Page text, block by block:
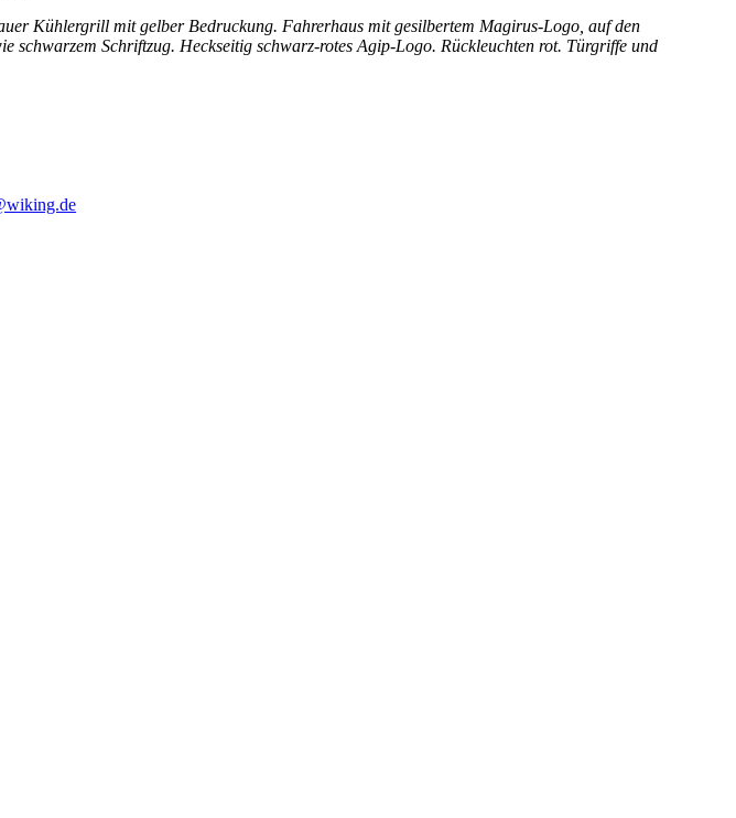
Kühlergrill mit gelber Bedruckung. Fahrerhaus mit gesilbertem Magirus-Logo, auf den
Schriftzug. Heckseitig schwarz-rotes Agip-Logo. Rückleuchten rot. Türgriffe und